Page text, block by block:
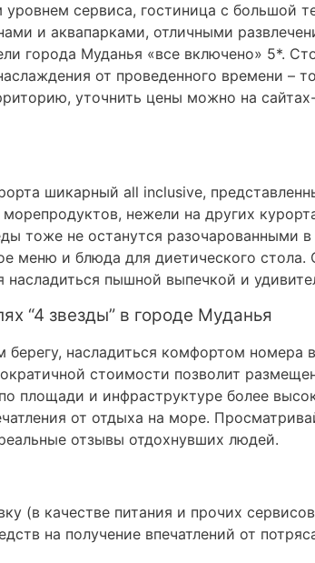
сервиса, гостиница с большой
и аквапарками, отличными
города Муданья «все включено» 5*.
от проведенного времени –
уточнить цены можно на
шикарный all inclusive,
нежели на других
тоже не останутся разочарованными в
меню и блюда для диетического
насладиться пышной выпечкой и
“4 звезды” в городе Муданья
насладиться комфортом номера
стоимости позволит
площади и инфраструктуре более
от отдыха на море.
отзывы отдохнувших людей.
(в качестве питания и прочих
на получение впечатлений от